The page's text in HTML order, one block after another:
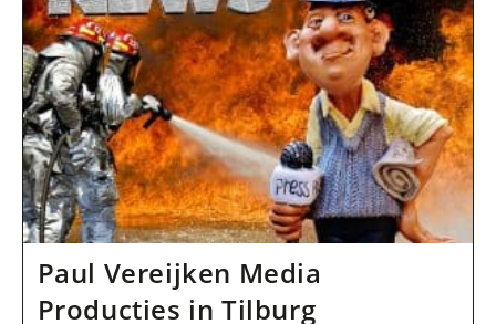
Paul Vereijken Media
Producties in Tilburg